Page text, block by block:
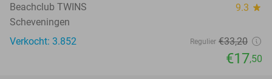
Beachclub TWINS 9.3 star
Scheveningen
Verkocht: 3.852
Regulier €33,20
€17,50